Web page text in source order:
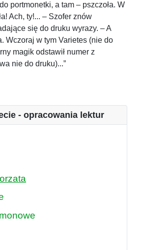
portmonetki, a tam – pszczoła. W
Ach, ty!... – Szofer znów
się do druku wyrazy. – A
Wczoraj w tym Varietes (nie do
magik odstawił numer z
nie do druku)...”
- opracowania lektur